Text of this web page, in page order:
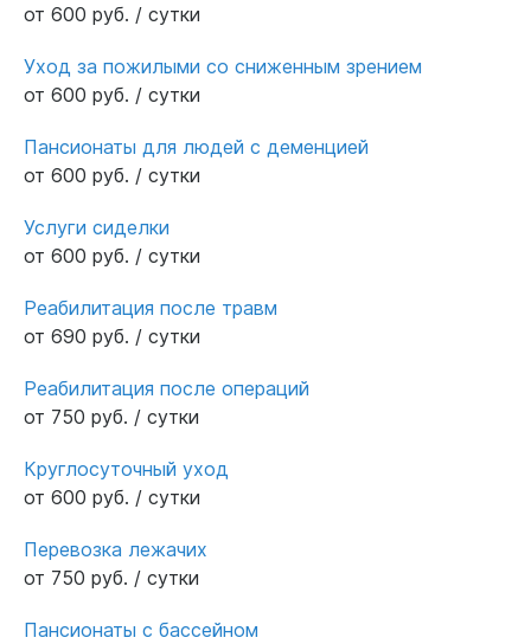
от 600 руб. / сутки
Уход за пожилыми со сниженным зрением
от 600 руб. / сутки
Пансионаты для людей с деменцией
от 600 руб. / сутки
Услуги сиделки
от 600 руб. / сутки
Реабилитация после травм
от 690 руб. / сутки
Реабилитация после операций
от 750 руб. / сутки
Круглосуточный уход
от 600 руб. / сутки
Перевозка лежачих
от 750 руб. / сутки
Пансионаты с бассейном